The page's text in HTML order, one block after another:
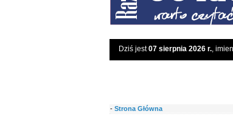
Dziś jest07 sierpnia 2026 r.,
- Strona Główna